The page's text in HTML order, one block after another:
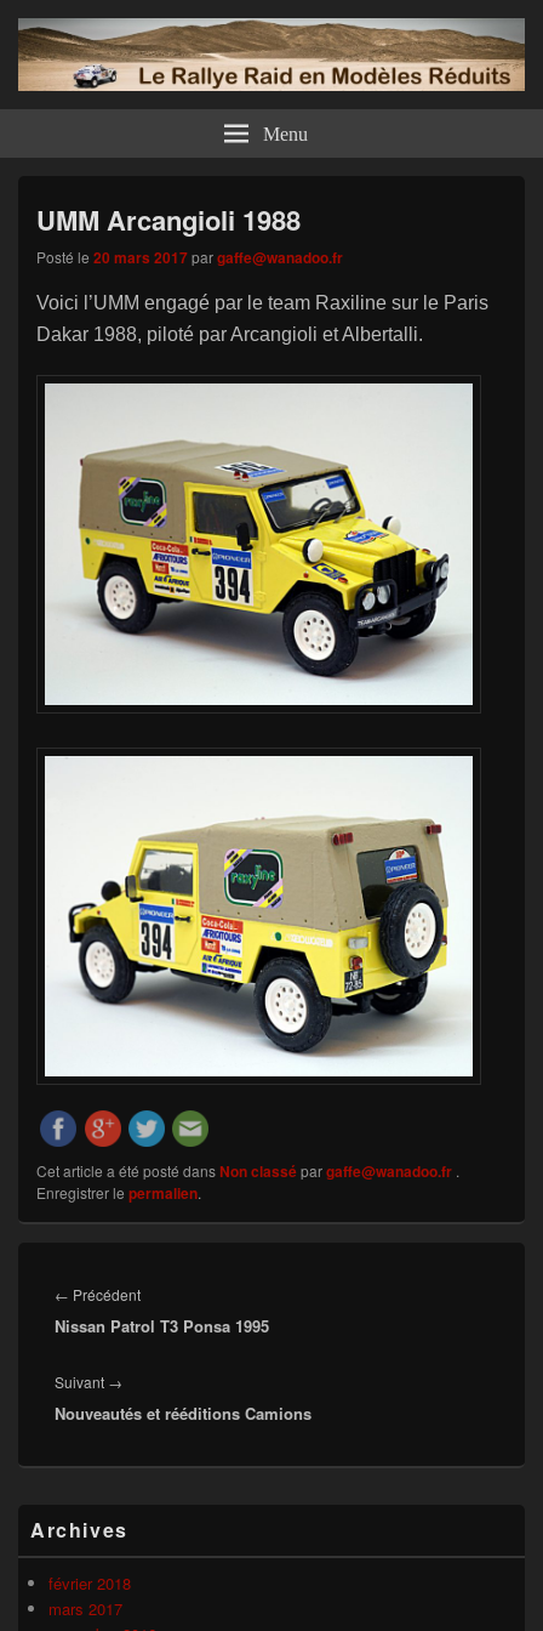
Menu
UMM Arcangioli 1988
Posté le 20 mars 2017pargaffe@wanadoo.fr
Voici l’UMM engagé par le team Raxiline sur le Paris
Dakar 1988, piloté par Arcangioli et Albertalli.
Cet article a été posté dansNon classépargaffe@wanadoo.fr .
Enregistrer le permalien.
de
l’article
← PrécédentArticle
précédent :
Nissan Patrol T3 Ponsa 1995
Suivant →
suivant :
Nouveautés et rééditions Camions
principale
de
widget
pour
Archives
février 2018
mars 2017